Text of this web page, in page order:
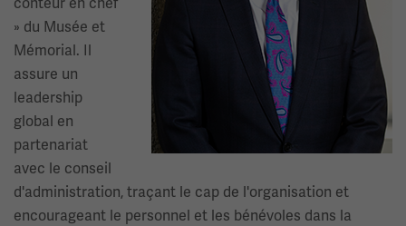
» du Musée et
Mémorial. Il
assure un
leadership
global en
partenariat
avec le conseil
d'administration, traçant le cap de l'organisation et
encourageant le personnel et les bénévoles dans la